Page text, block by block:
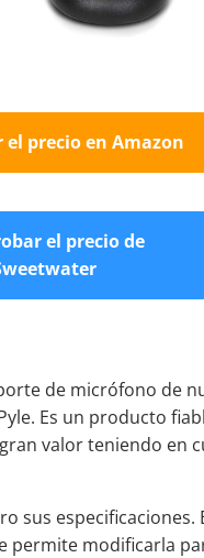
el precio en Amazon
el precio de
de micrófono de
Es un producto
valor teniendo en
sus especificaciones.
permite modificarla